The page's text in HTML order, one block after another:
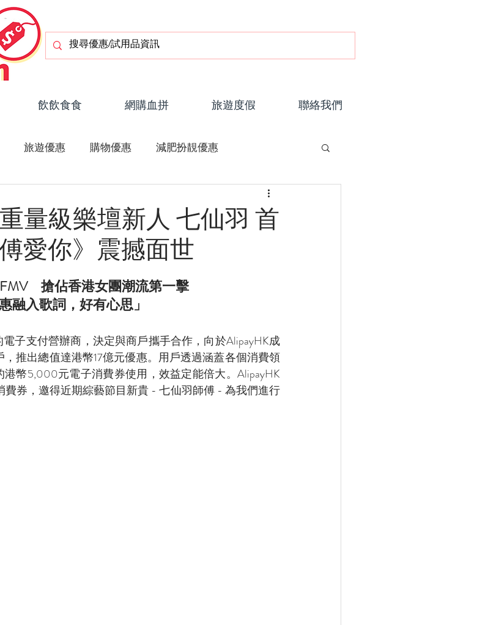
飲飲食食 網購血拼 旅遊度假 聯絡我們
旅遊優惠 購物優惠 減肥扮靚優惠
重量級樂壇新人 七仙羽 首
愛你》震撼面世
　搶佔香港女團潮流第一擊
融入歌詞，好有心思」
子支付營辦商，決定與商戶攜手合作，向於AlipayHK成
推出總值達港幣17億元優惠。用戶透過涵蓋各個消費領
幣5,000元電子消費券使用，效益定能倍大。AlipayHK
費券，邀得近期綜藝節目新貴 - 七仙羽師傅 - 為我們進行